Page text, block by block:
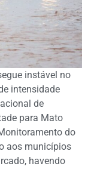
instável no
intensidade
de
para Mato
do
aos municípios
havendo